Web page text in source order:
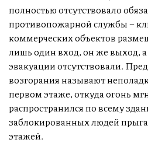
полностью отсутствовало
противопожарной службы –
коммерческих объектов
лишь один вход, он же выход,
эвакуации отсутствовали.
возгорания называют
первом этаже, откуда огонь
распространился по всему
заблокированных людей
этажей.